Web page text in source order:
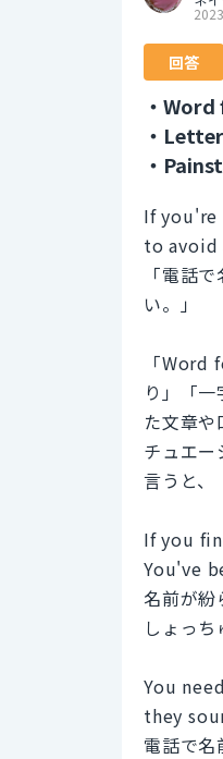
回答
・
・
・
If you're
to avoid
「電話
い。」
「Word
り」「
た文章
チュエ
言うと、
If you
You've
名前が
しょっち
You
they
電話で